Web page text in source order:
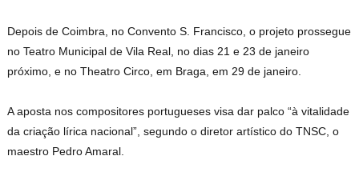
Depois de Coimbra, no Convento S. Francisco, o projeto prossegue
no Teatro Municipal de Vila Real, no dias 21 e 23 de janeiro
próximo, e no Theatro Circo, em Braga, em 29 de janeiro.
A aposta nos compositores portugueses visa dar palco “à vitalidade
da criação lírica nacional”, segundo o diretor artístico do TNSC, o
maestro Pedro Amaral.